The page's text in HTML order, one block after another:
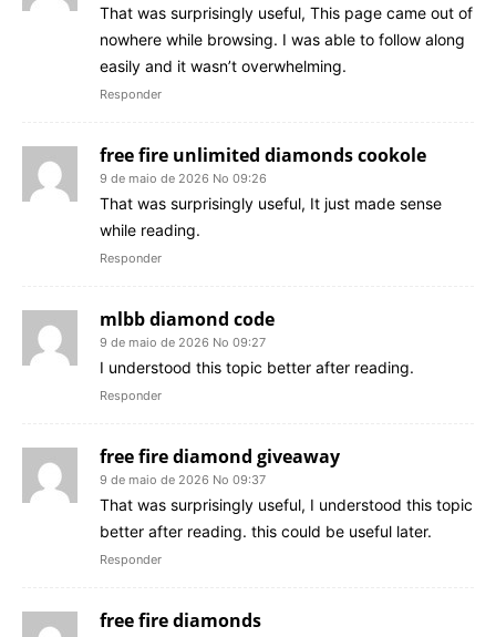
That was surprisingly useful, This page came out of
nowhere while browsing. I was able to follow along
easily and it wasn’t overwhelming.
Responder
free fire unlimited diamonds cookole
9 de maio de 2026 No 09:26
That was surprisingly useful, It just made sense
while reading.
Responder
mlbb diamond code
9 de maio de 2026 No 09:27
I understood this topic better after reading.
Responder
free fire diamond giveaway
9 de maio de 2026 No 09:37
That was surprisingly useful, I understood this topic
better after reading. this could be useful later.
Responder
free fire diamonds